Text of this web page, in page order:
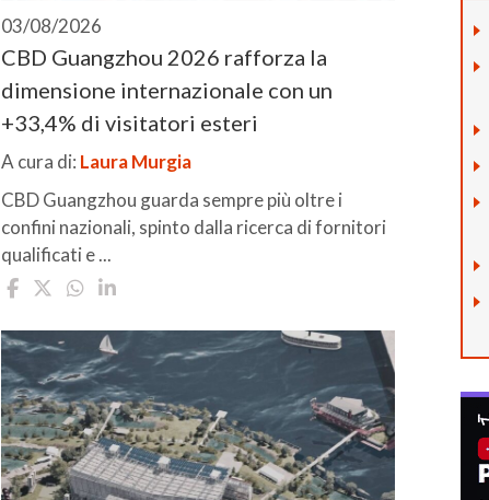
03/08/2026
CBD Guangzhou 2026 rafforza la
dimensione internazionale con un
+33,4% di visitatori esteri
A cura di: Laura Murgia
CBD Guangzhou guarda sempre più oltre i
confini nazionali, spinto dalla ricerca di fornitori
qualificati e ...